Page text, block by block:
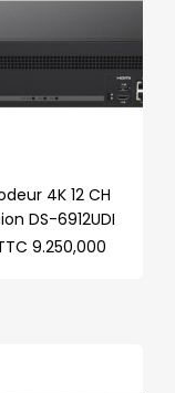
4K 12 CH
DS-6912UDI
9.250,000